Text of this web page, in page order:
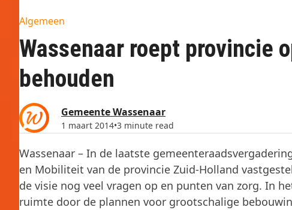
Algemeen
Wassenaar roept provincie
behouden
Gemeente Wassenaar
1 maart 2014•3 minute read
Wassenaar – In de laatste
en Mobiliteit van de provincie Zuid-Holland
de visie nog veel vragen op en punten van zorg. In
ruimte door de plannen voor grootschalige